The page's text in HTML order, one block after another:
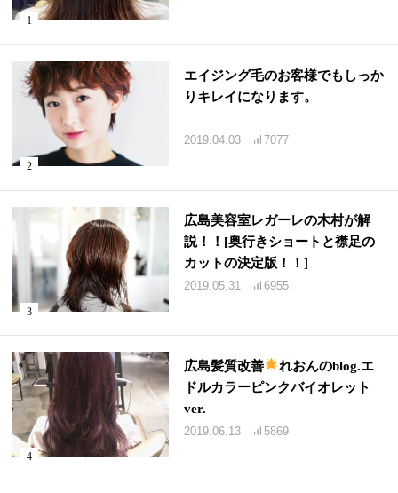
エイジング毛のお客様でもしっか
りキレイになります。
2019.04.03 7077
広島美容室レガーレの木村が解
説！！[奥行きショートと襟足の
カットの決定版！！]
2019.05.31 6955
広島髪質改善
れおんのblog.エ
ドルカラーピンクバイオレット
ver.
2019.06.13 5869